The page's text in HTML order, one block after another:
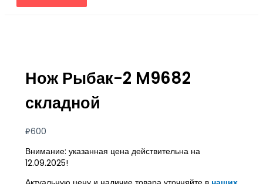
Нож Рыбак-2 M9682
складной
₽600
Внимание: указанная цена действительна на
12.09.2025!